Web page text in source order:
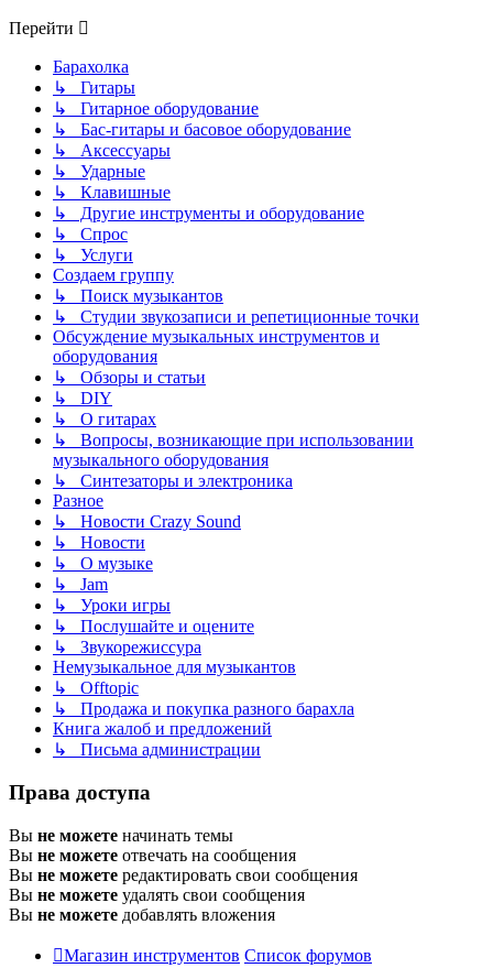
Перейти
Барахолка
↳ Гитары
↳ Гитарное оборудование
↳ Бас-гитары и басовое оборудование
↳ Аксессуары
↳ Ударные
↳ Клавишные
↳ Другие инструменты и оборудование
↳ Спрос
↳ Услуги
Создаем группу
↳ Поиск музыкантов
↳ Студии звукозаписи и репетиционные точки
Обсуждение музыкальных инструментов и
оборудования
↳ Обзоры и статьи
↳ DIY
↳ О гитарах
↳ Вопросы, возникающие при использовании
музыкального оборудования
↳ Синтезаторы и электроника
Разное
↳ Новости Crazy Sound
↳ Новости
↳ О музыке
↳ Jam
↳ Уроки игры
↳ Послушайте и оцените
↳ Звукорежиссура
Немузыкальное для музыкантов
↳ Offtopic
↳ Продажа и покупка разного барахла
Книга жалоб и предложений
↳ Письма администрации
Права доступа
Вы не можете начинать темы
Вы не можете отвечать на сообщения
Вы не можете редактировать свои сообщения
Вы не можете удалять свои сообщения
Вы не можете добавлять вложения
Магазин инструментов Список форумов